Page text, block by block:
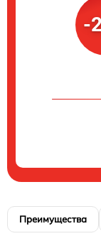
-
Преимущества